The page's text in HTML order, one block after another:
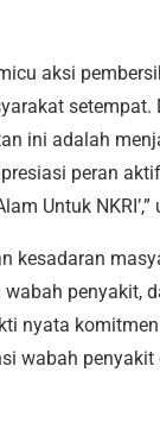
aksi
ini adalah
peran
Untuk
kesadaran
penyakit,
nyata
wabah penyakit